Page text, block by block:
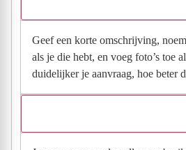
Geef een korte omschrijving,
als je die hebt, en voeg foto’s toe
duidelijker je aanvraag, hoe beter